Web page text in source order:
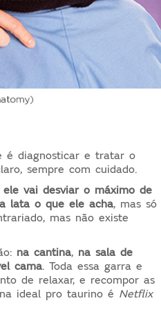
é diagnosticar e tratar o
sempre com cuidado.
ele vai desviar o máximo de
lata o que ele acha, mas só
mas não existe
na cantina, na sala de
cama.Toda essa garra e
de relaxar, e recompor as
ideal pro taurino é Netflix